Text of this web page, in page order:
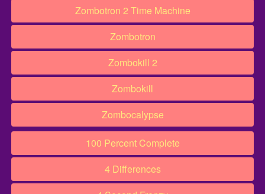
Zombotron 2 Time Machine
Zombotron
Zombokill 2
Zombokill
Zombocalypse
100 Percent Complete
4 Differences